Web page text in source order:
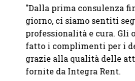
"Dalla prima consulenza
giorno, ci siamo sentiti
professionalità e cura. Gli
fatto i complimenti per i
grazie alla qualità delle
fornite da Integra Rent.